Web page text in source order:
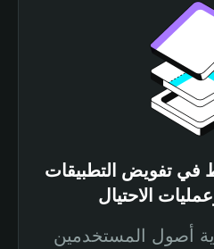
في تفويض التطبيقات
الاحتيال
أصول المستخدمين